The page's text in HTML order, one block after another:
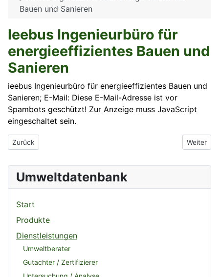
Bauen und Sanieren
Ieebus Ingenieurbüro für
energieeffizientes Bauen und
Sanieren
ieebus Ingenieurbüro für energieeffizientes Bauen und
Sanieren; E-Mail: Diese E-Mail-Adresse ist vor
Spambots geschützt! Zur Anzeige muss JavaScript
eingeschaltet sein.
Vorheriger Beitrag: Hecker Photovoltaik - Shop und
Zurück Nächster
Weiter
Umweltdatenbank
Start
Produkte
Dienstleistungen
Umweltberater
Gutachter / Zertifizierer